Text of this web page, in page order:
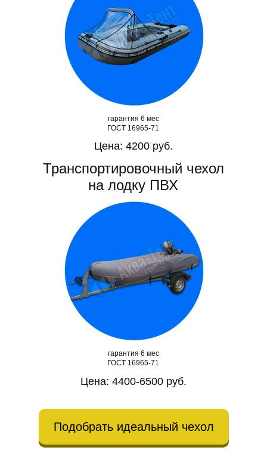
гарантия 6 мес
ГОСТ 16965-71
Цена: 4200 руб.
Транспортировочный чехол
на лодку ПВХ
гарантия 6 мес
ГОСТ 16965-71
Цена: 4400-6500 руб.
Подобрать идеальный чехол